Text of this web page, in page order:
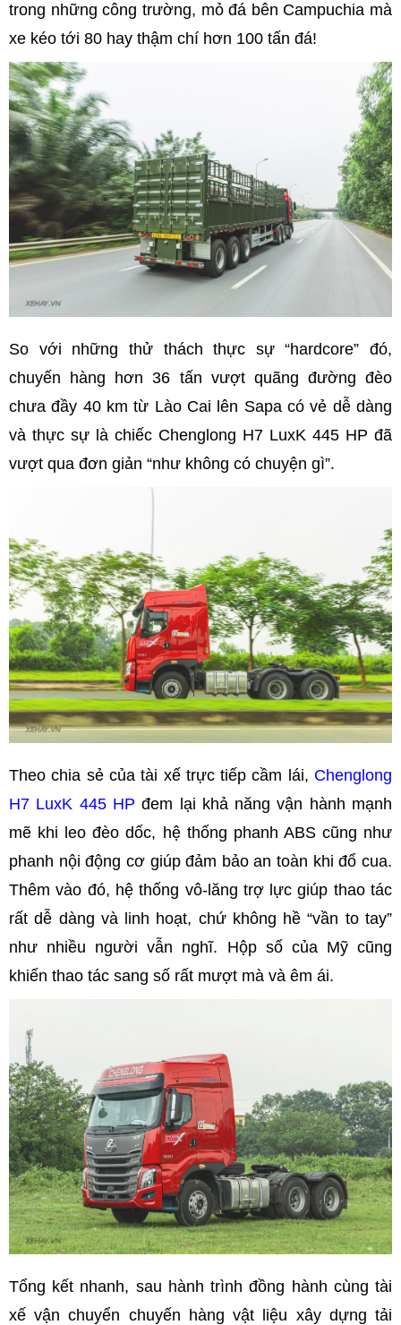
trong những công trường, mỏ đá bên Campuchia mà
xe kéo tới 80 hay thậm chí hơn 100 tấn đá!
So với những thử thách thực sự “hardcore” đó,
chuyến hàng hơn 36 tấn vượt quãng đường đèo
chưa đầy 40 km từ Lào Cai lên Sapa có vẻ dễ dàng
và thực sự là chiếc Chenglong H7 LuxK 445 HP đã
vượt qua đơn giản “như không có chuyện gì”.
Theo chia sẻ của tài xế trực tiếp cầm lái, Chenglong
H7 LuxK 445 HP đem lại khả năng vận hành mạnh
mẽ khi leo đèo dốc, hệ thống phanh ABS cũng như
phanh nội động cơ giúp đảm bảo an toàn khi đổ cua.
Thêm vào đó, hệ thống vô-lăng trợ lực giúp thao tác
rất dễ dàng và linh hoạt, chứ không hề “vần to tay”
như nhiều người vẫn nghĩ. Hộp số của Mỹ cũng
khiến thao tác sang số rất mượt mà và êm ái.
Tổng kết nhanh, sau hành trình đồng hành cùng tài
xế vận chuyển chuyến hàng vật liệu xây dựng tải